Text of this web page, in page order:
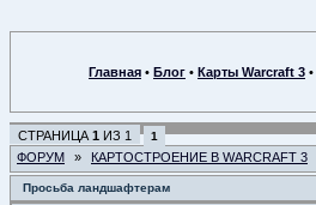
Главная • Блог • Карты Warcraft 3 •
СТРАНИЦА 1 ИЗ 1 1
ФОРУМ » КАРТОСТРОЕНИЕ В WARCRAFT 3
Просьба ландшафтерам